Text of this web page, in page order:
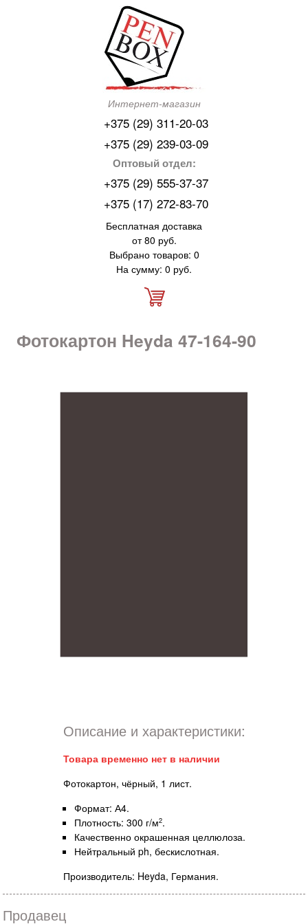
Интернет-магазин
+375 (29) 311-20-03
+375 (29) 239-03-09
Оптовый отдел:
+375 (29) 555-37-37
+375 (17) 272-83-70
Бесплатная доставка
от 80 руб.
Выбрано товаров: 0
На сумму: 0 руб.
Фотокартон Heyda 47-164-90
Описание и характеристики:
Товара временно нет в наличии
Фотокартон, чёрный, 1 лист.
Формат: А4.
Плотность: 300 г/м2.
Качественно окрашенная целлюлоза.
Нейтральный ph, бескислотная.
Производитель: Heyda, Германия.
Продавец